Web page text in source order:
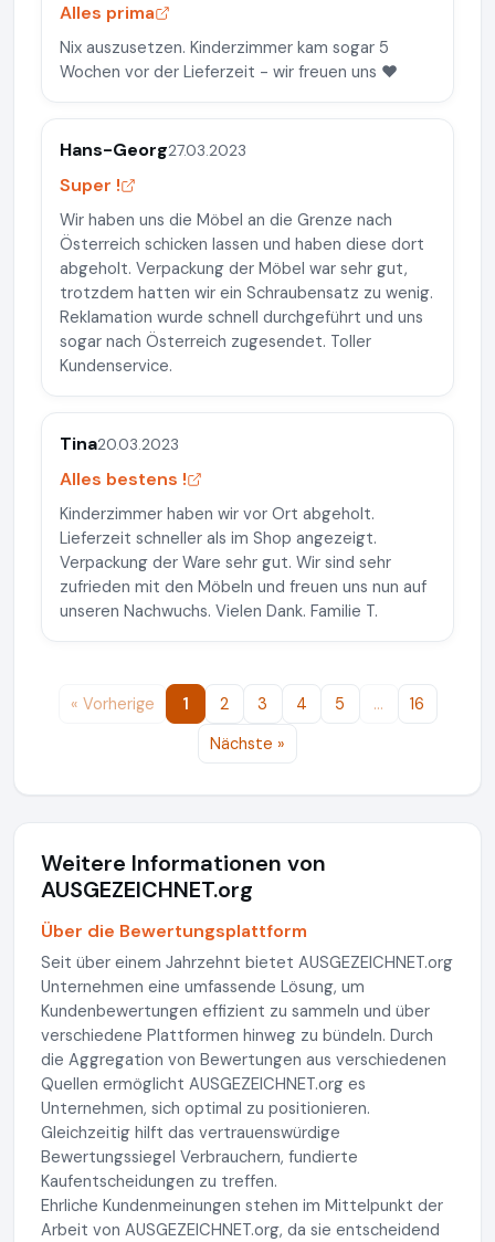
Alles prima
Nix auszusetzen. Kinderzimmer kam sogar 5
Wochen vor der Lieferzeit - wir freuen uns ❤️
Hans-Georg27.03.2023
Super !
Wir haben uns die Möbel an die Grenze nach
Österreich schicken lassen und haben diese dort
abgeholt. Verpackung der Möbel war sehr gut,
trotzdem hatten wir ein Schraubensatz zu wenig.
Reklamation wurde schnell durchgeführt und uns
sogar nach Österreich zugesendet. Toller
Kundenservice.
Tina20.03.2023
Alles bestens !
Kinderzimmer haben wir vor Ort abgeholt.
Lieferzeit schneller als im Shop angezeigt.
Verpackung der Ware sehr gut. Wir sind sehr
zufrieden mit den Möbeln und freuen uns nun auf
unseren Nachwuchs. Vielen Dank. Familie T.
« Vorherige 1 2 3 4 5 …
16
Nächste »
Weitere Informationen von
AUSGEZEICHNET.org
Über die Bewertungsplattform
Seit über einem Jahrzehnt bietet AUSGEZEICHNET.org
Unternehmen eine umfassende Lösung, um
Kundenbewertungen effizient zu sammeln und über
verschiedene Plattformen hinweg zu bündeln. Durch
die Aggregation von Bewertungen aus verschiedenen
Quellen ermöglicht AUSGEZEICHNET.org es
Unternehmen, sich optimal zu positionieren.
Gleichzeitig hilft das vertrauenswürdige
Bewertungssiegel Verbrauchern, fundierte
Kaufentscheidungen zu treffen.
Ehrliche Kundenmeinungen stehen im Mittelpunkt der
Arbeit von AUSGEZEICHNET.org, da sie entscheidend